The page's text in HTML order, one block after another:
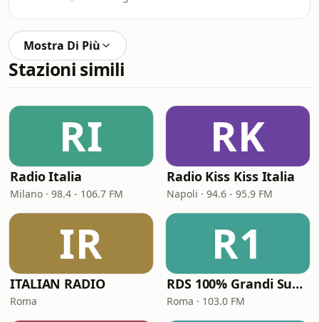
Mostra Di Più
Stazioni simili
RI
Radio Italia
Milano · 98.4 - 106.7 FM
RK
Radio Kiss Kiss Italia
Napoli · 94.6 - 95.9 FM
IR
ITALIAN RADIO
Roma
R1
RDS 100% Grandi Successi
Roma · 103.0 FM